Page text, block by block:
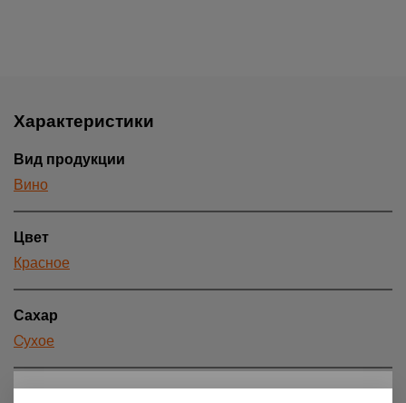
Характеристики
Вид продукции
Вино
Цвет
Красное
Сахар
Cухое